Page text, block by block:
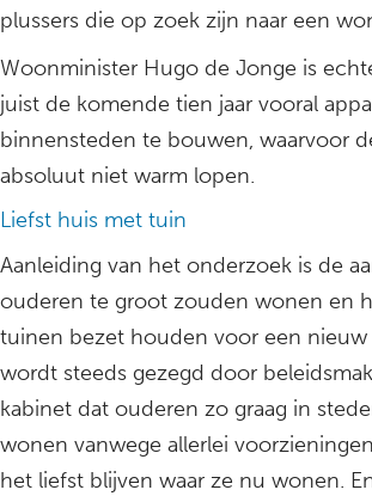
plussers die op zoek zijn naar een
Woonminister Hugo de Jonge is
juist de komende tien jaar vooral
binnensteden te bouwen, waarvoor
absoluut niet warm lopen.
Liefst huis met tuin
Aanleiding van het onderzoek is de
ouderen te groot zouden wonen en
tuinen bezet houden voor een nieuw
wordt steeds gezegd door
kabinet dat ouderen zo graag in
wonen vanwege allerlei
het liefst blijven waar ze nu wonen.